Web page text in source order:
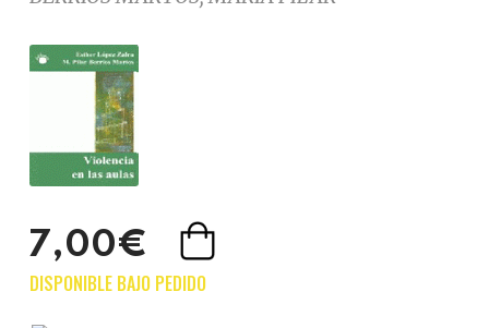
7,00€